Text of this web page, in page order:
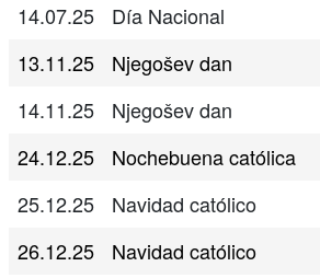
14.07.25
Día Nacional
13.11.25
Njegošev dan
14.11.25
Njegošev dan
24.12.25
Nochebuena católica
25.12.25
Navidad católico
26.12.25
Navidad católico